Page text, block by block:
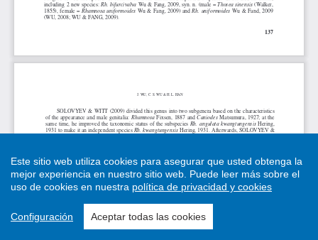
Este sitio web utiliza cookies para asegurar que usted obtenga la
mejor experiencia en nuestro sitio web. Puede leer más sobre el
uso de cookies en nuestra política de privacidad y cookies
Configuración Aceptar todas las cookies